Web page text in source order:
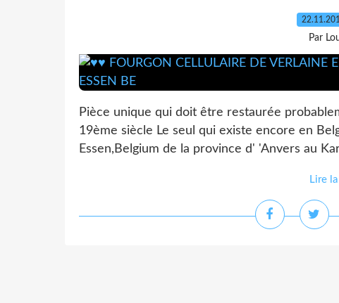
Par
Pièce unique qui doit être restaurée
19ème siècle Le seul qui existe encore en
Essen,Belgium de la province d' 'Anvers au
Lire